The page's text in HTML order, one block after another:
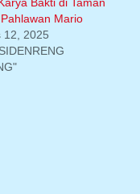
Mario
12, 2025